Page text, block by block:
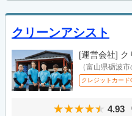
クリーンアシスト
[運営会社] ク
（富山県砺波市
クレジットカード
4.93